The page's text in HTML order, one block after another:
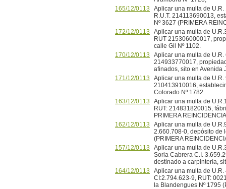
165/12/0113
Aplicar una multa de
R.U.T. 214113690013,
Nº 3627 (PRIMERA
172/12/0113
Aplicar una multa de
RUT 215306000017,
calle Gil Nº 1102.
170/12/0113
Aplicar una multa de U.R.
214933770017,
afinados, sito en Avenida
171/12/0113
Aplicar una multa de U.R.
210413910016,
Colorado Nº 1782.
163/12/0113
Aplicar una multa de
RUT: 214831820015,
PRIMERA REINCIDENCIA
162/12/0113
Aplicar una multa de
2.660.708-0, depósito de
(PRIMERA
157/12/0113
Aplicar una multa de
Soria Cabrera C.I.
destinado a carpintería,
164/12/0113
Aplicar una multa de
CI:2.794.623-9, RUT:
la Blandengues Nº 1795